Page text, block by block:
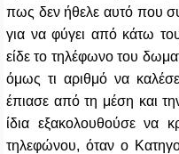
πως δεν ήθελε αυτό που
για να φύγει από κάτω
είδε το τηλέφωνο του
όμως τι αριθμό να
έπιασε από τη μέση και
ίδια εξακολουθούσε να
τηλεφώνου, όταν ο